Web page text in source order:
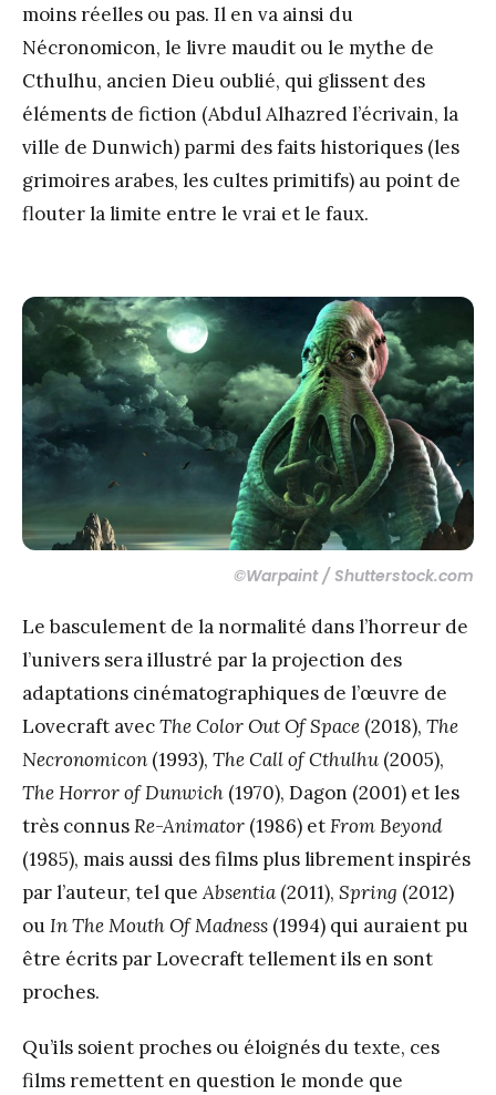
moins réelles ou pas. Il en va ainsi du
Nécronomicon, le livre maudit ou le mythe de
Cthulhu, ancien Dieu oublié, qui glissent des
éléments de fiction (Abdul Alhazred l’écrivain, la
ville de Dunwich) parmi des faits historiques (les
grimoires arabes, les cultes primitifs) au point de
flouter la limite entre le vrai et le faux.
©Warpaint / Shutterstock.com
Le basculement de la normalité dans l’horreur de
l’univers sera illustré par la projection des
adaptations cinématographiques de l’œuvre de
Lovecraft avecThe Color Out Of Space (2018), The
Necronomicon (1993), The Call of Cthulhu (2005),
The Horror of Dunwich (1970), Dagon (2001) et les
très connusRe-Animator (1986) etFrom Beyond
(1985), mais aussi des films plus librement inspirés
par l’auteur, tel queAbsentia (2011), Spring (2012)
ouIn The Mouth Of Madness (1994) qui auraient pu
être écrits par Lovecraft tellement ils en sont
proches.
Qu’ils soient proches ou éloignés du texte, ces
films remettent en question le monde que